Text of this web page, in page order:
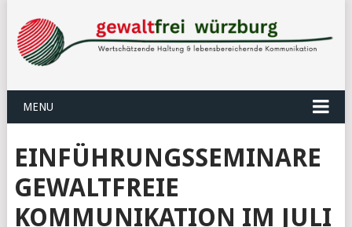
MENU
EINFÜHRUNGSSEMINARE
GEWALTFREIE
KOMMUNIKATION IM JULI